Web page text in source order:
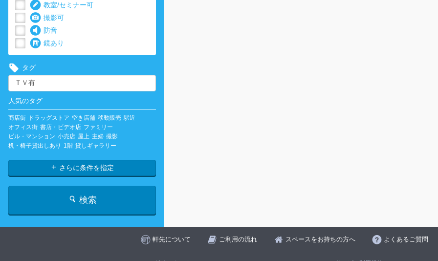
教室/セミナー可
撮影可
防音
鏡あり
タグ
人気のタグ
商店街 ドラッグストア 空き店舗 移動販売 駅近
オフィス街 書店・ビデオ店 ファミリー
ビル・マンション 小売店 屋上 主婦 撮影
机・椅子貸出しあり
1階 貸しギャラリー
さらに条件を指定
検索
軒先について ご利用の流れ スペースをお持ちの方へ よくあるご質問